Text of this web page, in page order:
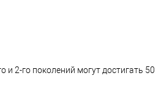
2-го поколений могут достигать 50